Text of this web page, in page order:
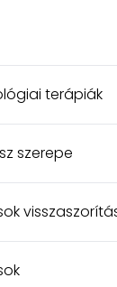
terápiák
szerepe